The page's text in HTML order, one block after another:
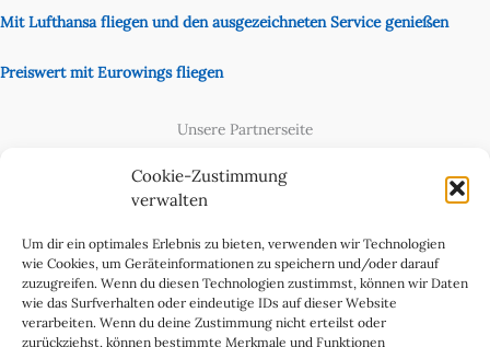
Cookie-Zustimmung
verwalten
Um dir ein optimales Erlebnis zu bieten, verwenden wir Technologien
wie Cookies, um Geräteinformationen zu speichern und/oder darauf
zuzugreifen. Wenn du diesen Technologien zustimmst, können wir Daten
wie das Surfverhalten oder eindeutige IDs auf dieser Website
verarbeiten. Wenn du deine Zustimmung nicht erteilst oder
zurückziehst, können bestimmte Merkmale und Funktionen
Mit Lufthansa fliegen und den ausgezeichneten Service genießen
Preiswert mit Eurowings fliegen
Unsere Partnerseite